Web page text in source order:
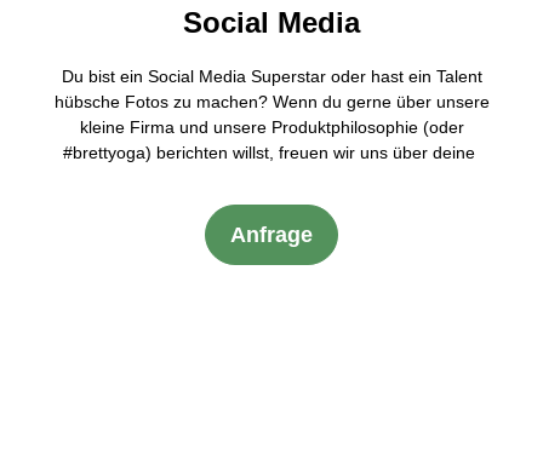
Social Media
Du bist ein Social Media Superstar oder hast ein Talent
hübsche Fotos zu machen? Wenn du gerne über unsere
kleine Firma und unsere Produktphilosophie (oder
#brettyoga) berichten willst, freuen wir uns über deine
Anfrage